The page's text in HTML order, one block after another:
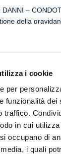
i cookie
per
funzionalità dei
traffico.
in cui
occupano di
i quali
–
della
MUTUO
CASSAZIONE
DEL